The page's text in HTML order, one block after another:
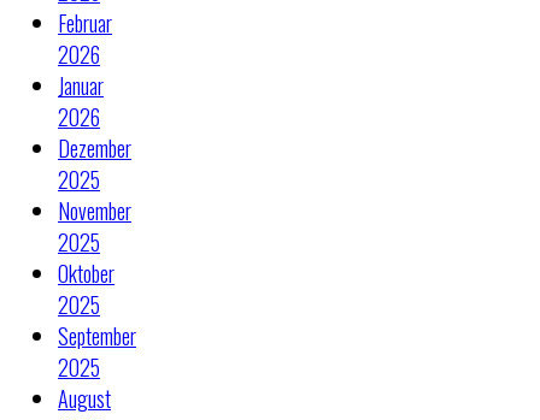
Februar
2026
Januar
2026
Dezember
2025
November
2025
Oktober
2025
September
2025
August